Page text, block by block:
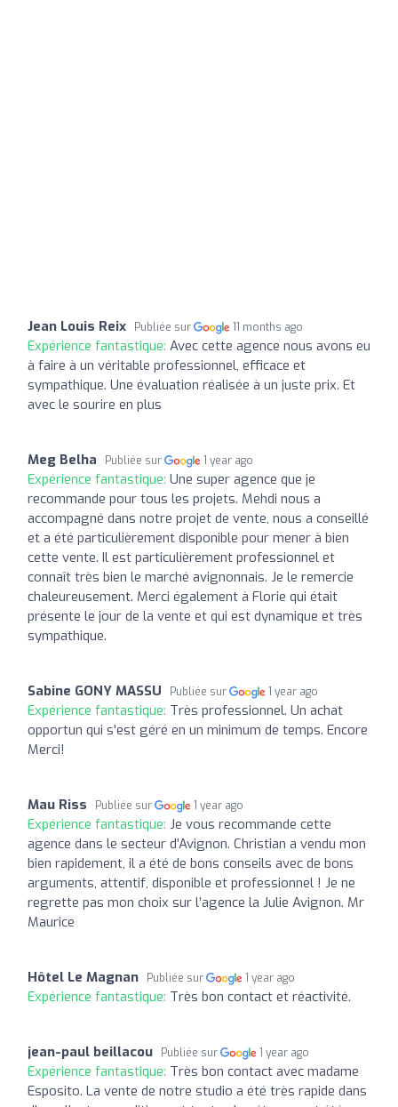
Jean Louis Reix Publiée sur 11 months ago
Expérience fantastique: Avec cette agence nous avons eu
à faire à un véritable professionnel, efficace et
sympathique. Une évaluation réalisée à un juste prix. Et
avec le sourire en plus
Meg Belha Publiée sur 1 year ago
Expérience fantastique: Une super agence que je
recommande pour tous les projets. Mehdi nous a
accompagné dans notre projet de vente, nous a conseillé
et a été particulièrement disponible pour mener à bien
cette vente. Il est particulièrement professionnel et
connaît très bien le marché avignonnais. Je le remercie
chaleureusement. Merci également à Florie qui était
présente le jour de la vente et qui est dynamique et très
sympathique.
Sabine GONY MASSU Publiée sur 1 year ago
Expérience fantastique: Très professionnel. Un achat
opportun qui s'est géré en un minimum de temps. Encore
Merci!
Mau Riss Publiée sur 1 year ago
Expérience fantastique: Je vous recommande cette
agence dans le secteur d’Avignon. Christian a vendu mon
bien rapidement, il a été de bons conseils avec de bons
arguments, attentif, disponible et professionnel ! Je ne
regrette pas mon choix sur l’agence la Julie Avignon. Mr
Maurice
Hôtel Le Magnan Publiée sur 1 year ago
Expérience fantastique: Très bon contact et réactivité.
jean-paul beillacou Publiée sur 1 year ago
Expérience fantastique: Très bon contact avec madame
Esposito. La vente de notre studio a été très rapide dans